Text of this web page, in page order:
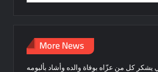
More News
كل من عزّاه بوفاة والده وأشاد بألبومه